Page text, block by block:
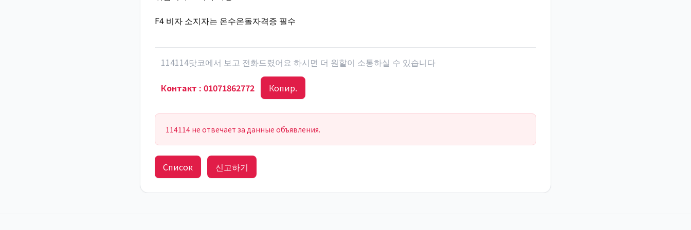
F4 비자 소지자는 온수온돌자격증 필수
114114닷코에서 보고 전화드렸어요 하시면 더 원할이 소통하실 수 있습니다
Контакт : 01071862772 Копир.
114114 не отвечает за данные объявления.
Список 신고하기